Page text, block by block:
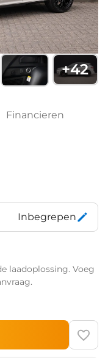
+42
Financieren
Inbegrepen
laadoplossing. Voeg